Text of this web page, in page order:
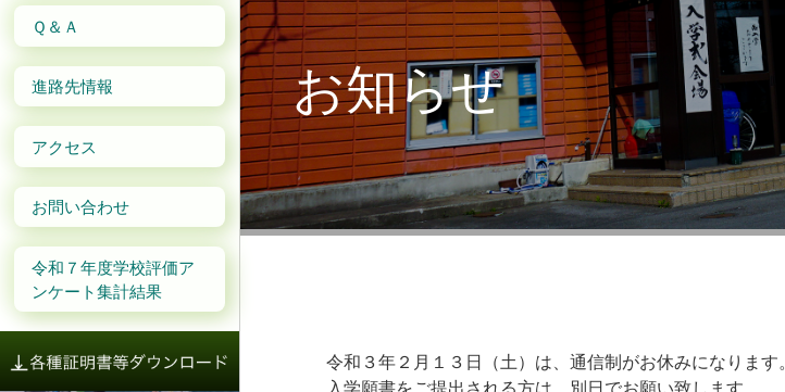
Ｑ＆Ａ
進路先情報
アクセス
お問い合わせ
令和７年度学校評価ア
ンケート集計結果
お知らせ
令和３年２月１３日（土）は、通信制がお休みになります。